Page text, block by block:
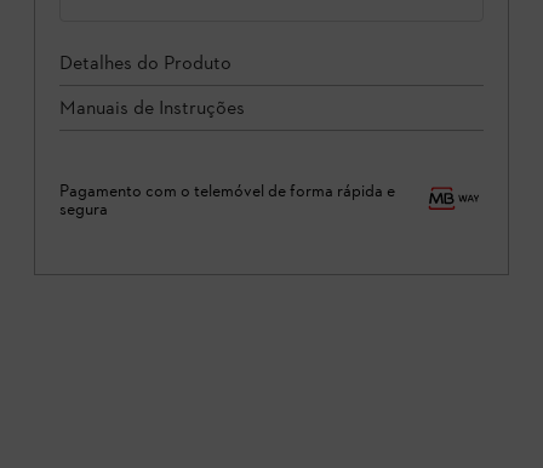
Detalhes do Produto
Manuais de Instruções
Pagamento com o telemóvel de forma rápida e
segura